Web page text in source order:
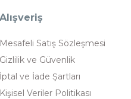
Alışveriş
Mesafeli Satış Sözleşmesi
Gizlilik ve Güvenlik
İptal ve İade Şartları
Kişisel Veriler Politikası